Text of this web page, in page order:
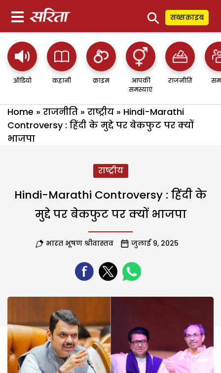
⚲ सब्सक्राइब
ऑडियो कहानी क्राइम
आपकी
समस्याएं
राजनीति
Home » राजनीति » राष्ट्रीय » Hindi-Marathi
Controversy : हिंदी के मुद्दे पर बेकफुट पर क्यों
भाजपा
राष्ट्रीय
Hindi-Marathi Controversy : हिंदी के
मुद्दे पर बेकफुट पर क्यों भाजपा
भारत भूषण श्रीवास्तव जुलाई 9, 2025